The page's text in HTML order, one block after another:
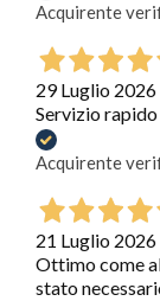
Acquirente
29 Luglio 2026
Servizio
Acquirente
21 Luglio 2026
Ottimo come
stato